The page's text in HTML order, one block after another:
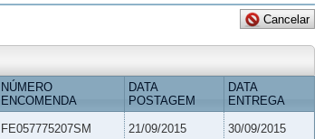
NÚMERO
ENCOMENDA
DATA
POSTAGEM
DATA
ENTREGA
FE057775207SM 21/09/2015 30/09/2015